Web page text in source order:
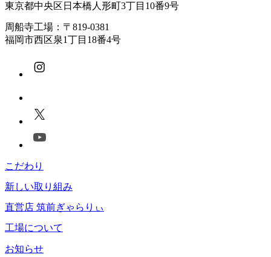
東京都中央区日本橋人形町3丁目10番9号
周船寺工場：〒819-0381
福岡市西区泉1丁目18番4号
こだわり
新しい取り組み
直営店 筑前ぎゃらりぃ
工場について
お知らせ